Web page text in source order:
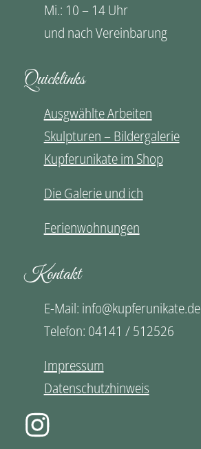
Mi.: 10 – 14 Uhr
und nach Vereinbarung
Quicklinks
Ausgwählte Arbeiten
Skulpturen – Bildergalerie
Kupferunikate im Shop
Die Galerie und ich
Ferienwohnungen
Kontakt
E-Mail: info@kupferunikate.de
Telefon: 04141 / 512526
Impressum
Datenschutzhinweis